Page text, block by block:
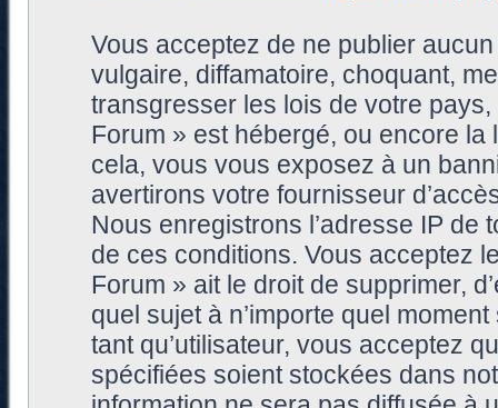
Vous acceptez de ne publier
vulgaire, diffamatoire, choquant,
transgresser les lois de votre
Forum » est hébergé, ou encore
cela, vous vous exposez à un
avertirons votre fournisseur
Nous enregistrons l’adresse IP de
de ces conditions. Vous acceptez
Forum » ait le droit de supprimer,
quel sujet à n’importe quel
tant qu’utilisateur, vous acceptez
spécifiées soient stockées dans